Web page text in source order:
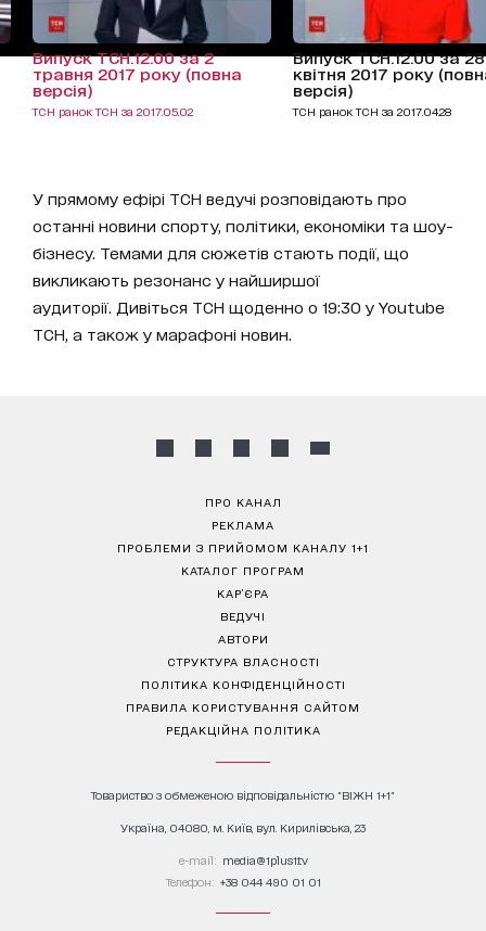
Випуск ТСН.12:00 за 2
травня 2017 року (повна
версія)
ТСН ранок ТСН за 2017.05.02
Випуск ТСН.12:00 за 28
квітня 2017 року
версія)
ТСН ранок ТСН за 2017.04.28
У прямому ефірі ТСН ведучі розповідають про
останні новини спорту, політики, економіки та шоу-
бізнесу. Темами для сюжетів стають події, що
викликають резонанс у найширшої
аудиторії. Дивіться ТСН щоденно о 19:30 у Youtube
ТСН, а також у марафоні новин.
ПРО КАНАЛ
РЕКЛАМА
ПРОБЛЕМИ З ПРИЙОМОМ КАНАЛУ 1+1
КАТАЛОГ ПРОГРАМ
КАР’ЄРА
ВЕДУЧІ
АВТОРИ
СТРУКТУРА ВЛАСНОСТІ
ПОЛІТИКА КОНФІДЕНЦІЙНОСТІ
ПРАВИЛА КОРИСТУВАННЯ САЙТОМ
РЕДАКЦІЙНА ПОЛІТИКА
Товариство з обмеженою відповідальністю "ВІЖН 1+1"
Україна, 04080, м. Київ, вул. Кирилівська, 23
е-mail: media@1plus1.tv
Телефон: +38 044 490 01 01